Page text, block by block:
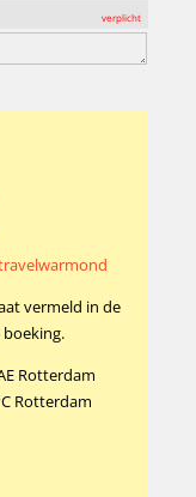
vermeld in de
boeking.
Rotterdam
Rotterdam